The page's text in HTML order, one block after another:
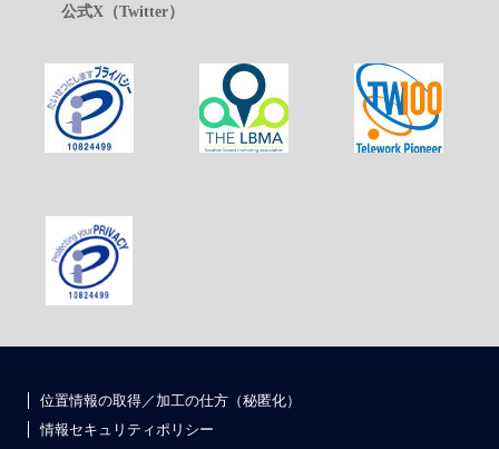
公式X（Twitter）
位置情報の取得／加工の仕方（秘匿化）
情報セキュリティポリシー